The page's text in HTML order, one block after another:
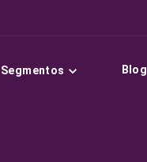
Segmentos Blog